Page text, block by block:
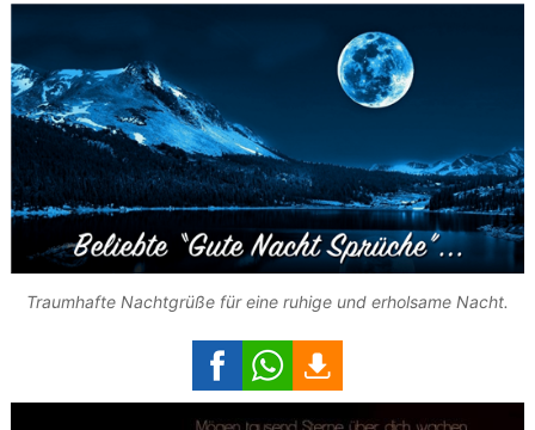
Traumhafte Nachtgrüße für eine ruhige und erholsame Nacht.